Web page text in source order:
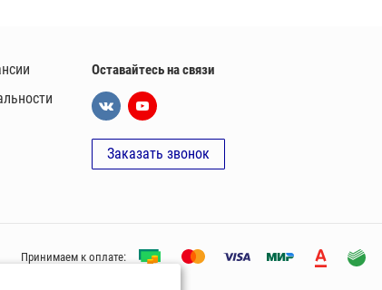
Оставайтесь на связи
Заказать звонок
Принимаем к оплате: